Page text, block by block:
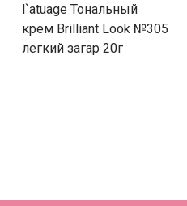
l`atuage Тональный
крем Brilliant Look №305
легкий загар 20г